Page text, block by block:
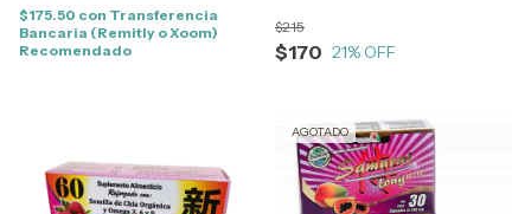
$175.50 con Transferencia
Bancaria (Remitly o Xoom)
Recomendado
$170
$215
21% OFF
AGOTADO